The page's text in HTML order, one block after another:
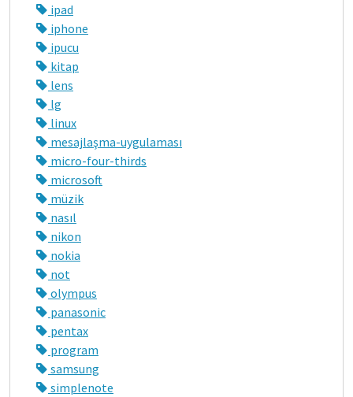
ipad
iphone
ipucu
kitap
lens
lg
linux
mesajlaşma-uygulaması
micro-four-thirds
microsoft
müzik
nasıl
nikon
nokia
not
olympus
panasonic
pentax
program
samsung
simplenote